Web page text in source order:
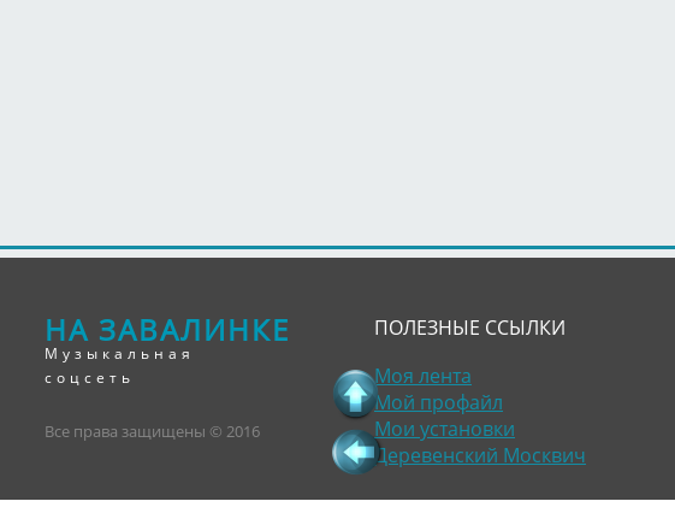
НА ЗАВАЛИНКЕ
Музыкальная
соцсеть
Все права защищены © 2016
ПОЛЕЗНЫЕ ССЫЛКИ
Моя лента
Мой профайл
Мои установки
Деревенский Москвич